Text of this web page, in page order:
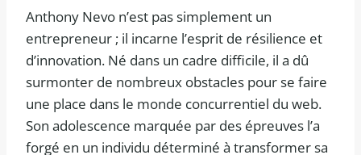
Anthony Nevo n’est pas simplement un
entrepreneur ; il incarne l’esprit de résilience et
d’innovation. Né dans un cadre difficile, il a dû
surmonter de nombreux obstacles pour se faire
une place dans le monde concurrentiel du web.
Son adolescence marquée par des épreuves l’a
forgé en un individu déterminé à transformer sa